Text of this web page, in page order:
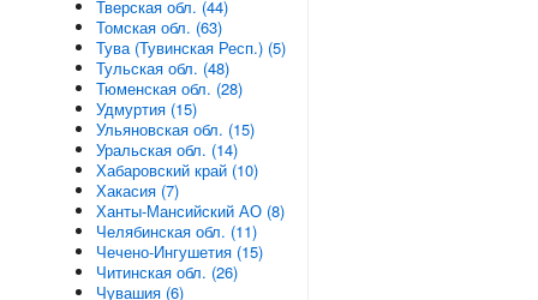
Тверская обл. (44)
Томская обл. (63)
Тува (Тувинская Респ.) (5)
Тульская обл. (48)
Тюменская обл. (28)
Удмуртия (15)
Ульяновская обл. (15)
Уральская обл. (14)
Хабаровский край (10)
Хакасия (7)
Ханты-Мансийский АО (8)
Челябинская обл. (11)
Чечено-Ингушетия (15)
Читинская обл. (26)
Чувашия (6)